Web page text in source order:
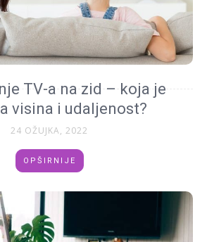
TV-a na zid – koja je
visina i udaljenost?
24 OŽUJKA, 2022
OPŠIRNIJE